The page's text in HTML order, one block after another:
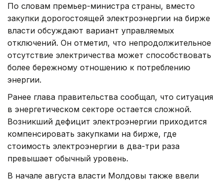
По словам премьер-министра страны, вместо
закупки дорогостоящей электроэнергии на бирже
власти обсуждают вариант управляемых
отключений. Он отметил, что непродолжительное
отсутствие электричества может способствовать
более бережному отношению к потреблению
энергии.
Ранее глава правительства сообщал, что ситуация
в энергетическом секторе остается сложной.
Возникший дефицит электроэнергии приходится
компенсировать закупками на бирже, где
стоимость электроэнергии в два-три раза
превышает обычный уровень.
В начале августа власти Молдовы также ввели